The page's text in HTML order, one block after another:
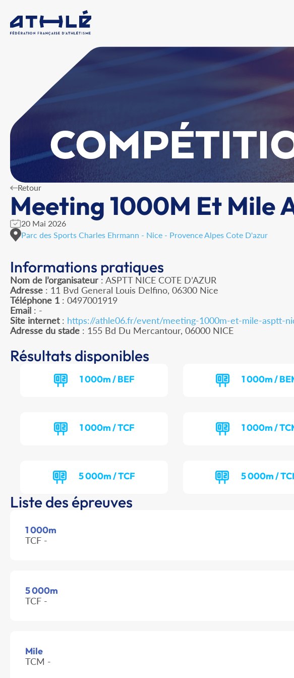
Retour
Meeting 1000M Et Mile
20 Mai 2026
Parc des Sports Charles Ehrmann - Nice - Provence Alpes Cote D'azur
Informations pratiques
Nom de l’organisateur : ASPTT NICE COTE D’AZUR
Adresse : 11 Bvd General Louis Delfino, 06300 Nice
Téléphone 1 : 0497001919
Email : -
Site internet: https://athle06.fr/event/meeting-1000m-et-mile-asptt-
Adresse du stade : 155 Bd Du Mercantour, 06000 NICE
Résultats disponibles
1 000m / BEF 1 000m /
1 000m / TCF 1 000m /
5 000m / TCF 5 000m /
Liste des épreuves
1 000m
TCF -
5 000m
TCF -
Mile
TCM -